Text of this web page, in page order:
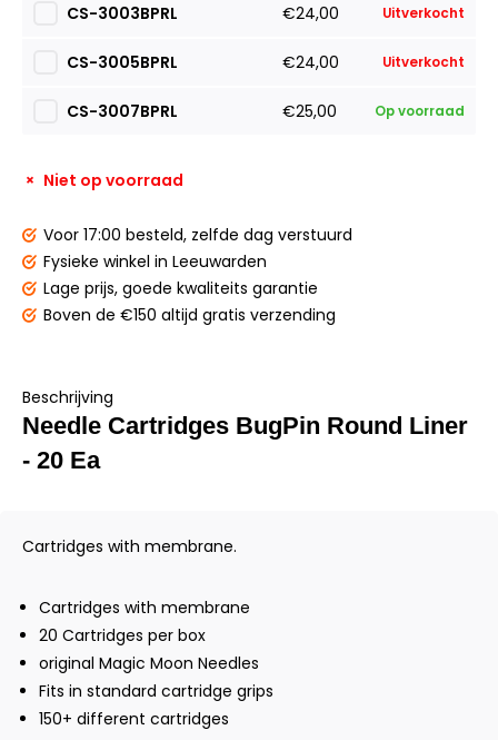
CS-3003BPRL €24,00 Uitverkocht
CS-3005BPRL €24,00 Uitverkocht
CS-3007BPRL €25,00 Op voorraad
Niet op voorraad
Voor 17:00 besteld, zelfde dag verstuurd
Fysieke winkel in Leeuwarden
Lage prijs, goede kwaliteits garantie
Boven de €150 altijd gratis verzending
Beschrijving
Needle Cartridges BugPin Round Liner
- 20 Ea
Cartridges with membrane.
Cartridges with membrane
20 Cartridges per box
original Magic Moon Needles
Fits in standard cartridge grips
150+ different cartridges